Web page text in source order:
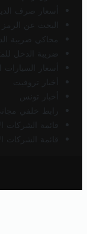
أسعار صرف
البحث عن
محاكي ضريبة
ضريبة الدخل
أسعار
أخبار تروفيت
أخبار تونس
رابط خلفي
قائمة الشركات
قائمة الشركات